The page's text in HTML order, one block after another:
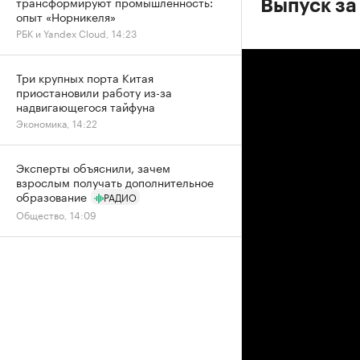
Выпуск
опыт «Норникеля»
РБК и Yandex Cloud, 14:23
Три крупных порта Китая
приостановили работу из-за
надвигающегося тайфуна
Экономика, 14:22
Эксперты объяснили, зачем
взрослым получать дополнительное
образование
РАДИО
Общество, 14:09